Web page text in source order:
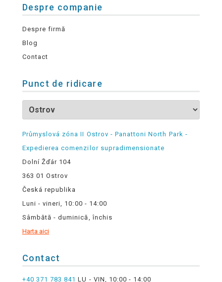
Despre companie
Despre firmă
Blog
Contact
Punct de ridicare
Průmyslová zóna II Ostrov - Panattoni North Park -
Expedierea comenzilor supradimensionate
Dolní Žďár 104
363 01 Ostrov
Česká republika
Luni - vineri, 10:00 - 14:00
Sâmbătă - duminică, închis
Harta aici
Contact
+40 371 783 841 LU - VIN, 10:00 - 14:00